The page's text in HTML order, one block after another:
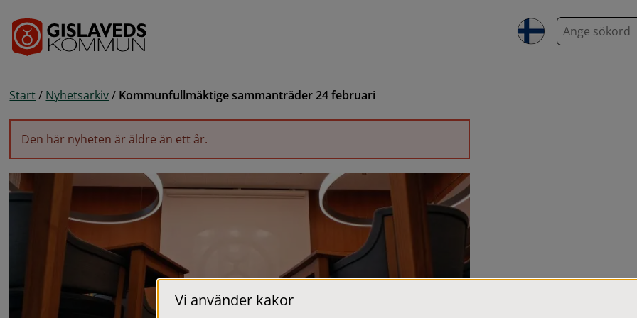
S
ö
Start / Nyhetsarkiv / Kommunfullmäktige sammanträder 24 februari
Den här nyheten är äldre än ett år.
Vi använder kakor